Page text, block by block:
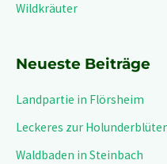
Wildkräuter
Neueste Beiträge
Landpartie in Flörsheim
Leckeres zur
Waldbaden in Steinbach